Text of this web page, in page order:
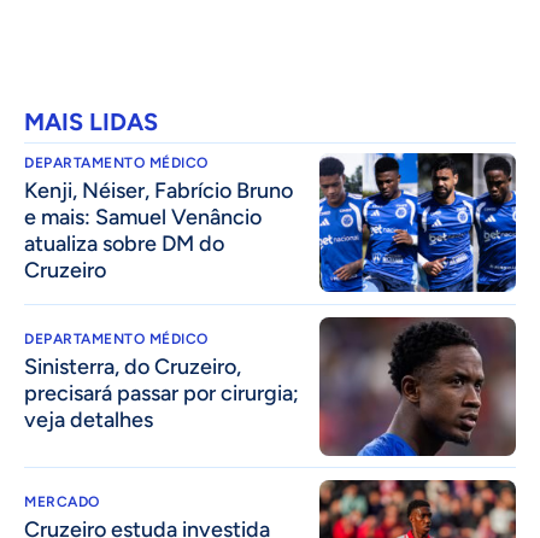
MAIS LIDAS
DEPARTAMENTO MÉDICO
Kenji, Néiser, Fabrício Bruno
e mais: Samuel Venâncio
atualiza sobre DM do
Cruzeiro
DEPARTAMENTO MÉDICO
Sinisterra, do Cruzeiro,
precisará passar por cirurgia;
veja detalhes
MERCADO
Cruzeiro estuda investida